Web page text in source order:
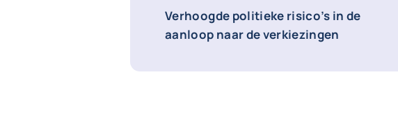
Verhoogde politieke risico’s in de
aanloop naar de verkiezingen